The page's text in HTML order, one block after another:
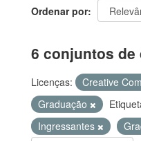
Ordenar por
6 conjuntos de
Licenças: Creative
Graduação
Ingressantes